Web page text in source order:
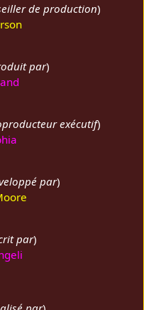
de production)
par)
exécutif)
par)
par)